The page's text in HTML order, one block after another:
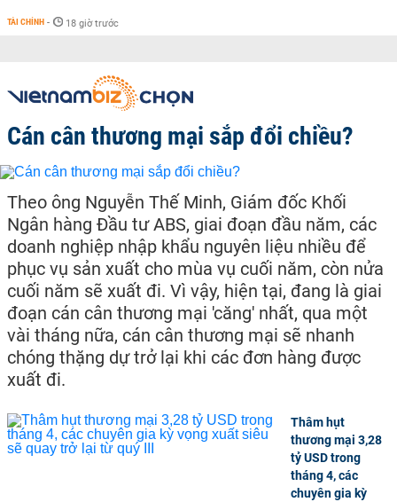
TÀI CHÍNH - 18 giờ trước
Cán cân thương mại sắp đổi chiều?
Theo ông Nguyễn Thế Minh, Giám đốc Khối
Ngân hàng Đầu tư ABS, giai đoạn đầu năm, các
doanh nghiệp nhập khẩu nguyên liệu nhiều để
phục vụ sản xuất cho mùa vụ cuối năm, còn nửa
cuối năm sẽ xuất đi. Vì vậy, hiện tại, đang là giai
đoạn cán cân thương mại 'căng' nhất, qua một
vài tháng nữa, cán cân thương mại sẽ nhanh
chóng thặng dự trở lại khi các đơn hàng được
xuất đi.
Thâm hụt
thương mại 3,28
tỷ USD trong
tháng 4, các
chuyên gia kỳ